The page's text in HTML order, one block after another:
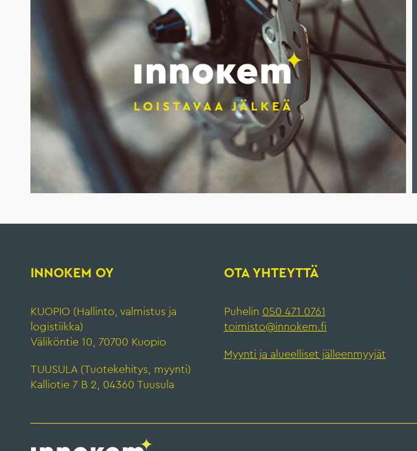
INNOKEM OY
KUOPIO (Hallinto, valmistus ja
logistiikka)
Väliköntie 10, 70700 Kuopio
TUUSULA (Tuotekehitys, myynti)
Kalliotie 7 B 2, 04360 Tuusula
OTA YHTEYTTÄ
Puhelin 050 471 0761
toimisto@innokem.fi
Myynti ja alueelliset jälleenmyyjät